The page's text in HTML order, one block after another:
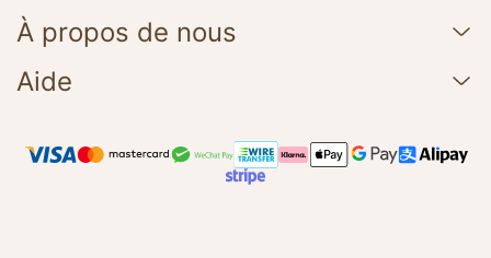
À propos de nous
Aide